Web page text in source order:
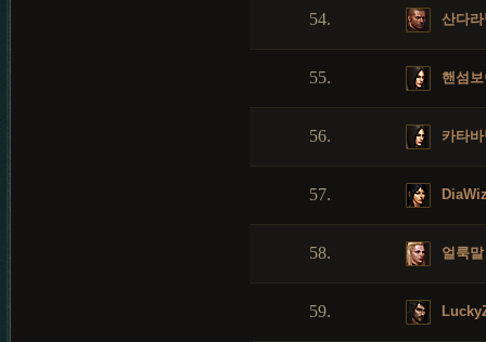
54. 산다
55. 핸섬
56. 카타
57.
58. 얼룩말
59.